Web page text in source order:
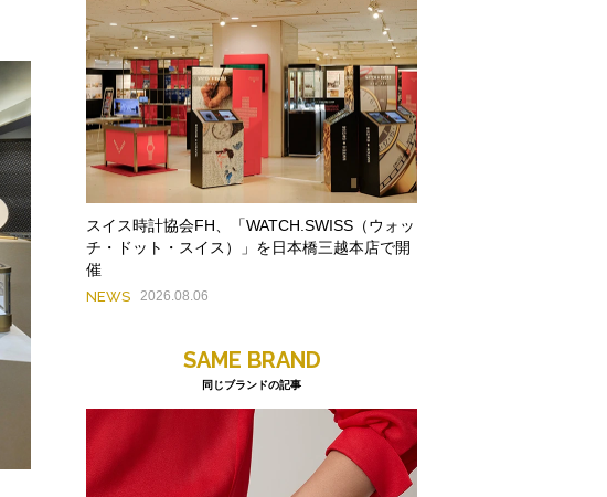
スイス時計協会FH、「WATCH.SWISS（ウォッ
チ・ドット・スイス）」を日本橋三越本店で開
催
NEWS 2026.08.06
SAME BRAND
同じブランドの記事